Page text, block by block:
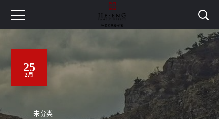
25
2月
未分类